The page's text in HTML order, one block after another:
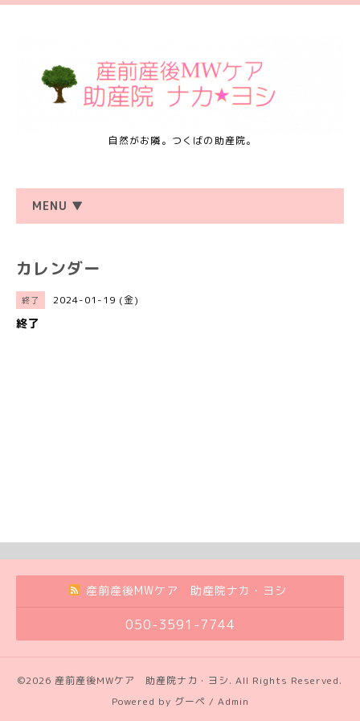
自然がお隣。つくばの助産院。
MENU ▼
カレンダー
終了 2024-01-19 (金)
終了
産前産後MWケア 助産院ナカ・ヨシ
050-3591-7744
©2026 産前産後MWケア 助産院ナカ・ヨシ. All Rights Reserved.
Powered by グーペ / Admin